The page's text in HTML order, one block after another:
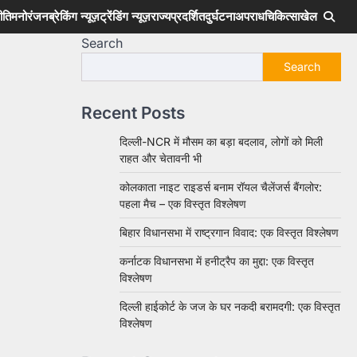
मनोरंजनब्रेकिंग न्यूज़ट्रेंडिंग न्यूज़राज्यप्रदर्शितदुर्घटनाअपराधचिकित्साखेल
Search
Search
Recent Posts
दिल्ली-NCR में मौसम का बड़ा बदलाव, लोगों को मिली
राहत और चेतावनी भी
कोलकाता नाइट राइडर्स बनाम रॉयल चैलेंजर्स बैंगलोर:
पहला मैच – एक विस्तृत विश्लेषण
बिहार विधानसभा में राष्ट्रगान विवाद: एक विस्तृत विश्लेषण
कर्नाटक विधानसभा में हनीट्रैप का मुद्दा: एक विस्तृत
विश्लेषण
दिल्ली हाईकोर्ट के जज के घर नकदी बरामदगी: एक विस्तृत
विश्लेषण